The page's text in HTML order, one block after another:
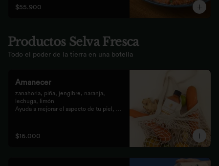
grill.
$55.900
Productos Selva Fresca
Todo el poder de la tierra en una botella
Amanecer
zanahoria, piña, jengibre, naranja,
lechuga, limón
Ayuda a mejorar el aspecto de tu piel,
celular
$16.000